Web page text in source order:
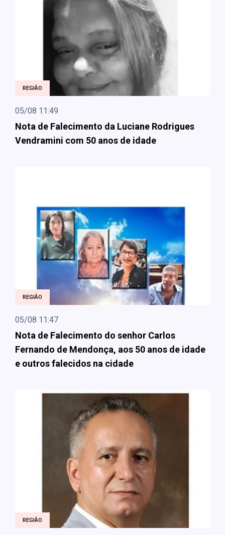
REGIÃO
05/08 11:49
Nota de Falecimento da Luciane Rodrigues
Vendramini com 50 anos de idade
REGIÃO
05/08 11:47
Nota de Falecimento do senhor Carlos
Fernando de Mendonça, aos 50 anos de idade
e outros falecidos na cidade
REGIÃO